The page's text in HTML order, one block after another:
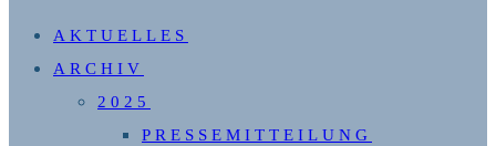
UMSCHALTEN
AKTUELLES
ARCHIV
2025
PRESSEMITTEILUNG